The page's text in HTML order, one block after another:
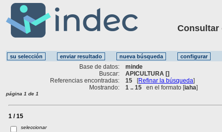
Consultar
Base de datos:
minde
Buscar:
APICULTURA []
Referencias encontradas:
15 [Refinar la búsqueda]
Mostrando:
1 .. 15 en el formato [iaha]
página 1 de 1
1 / 15
seleccionar